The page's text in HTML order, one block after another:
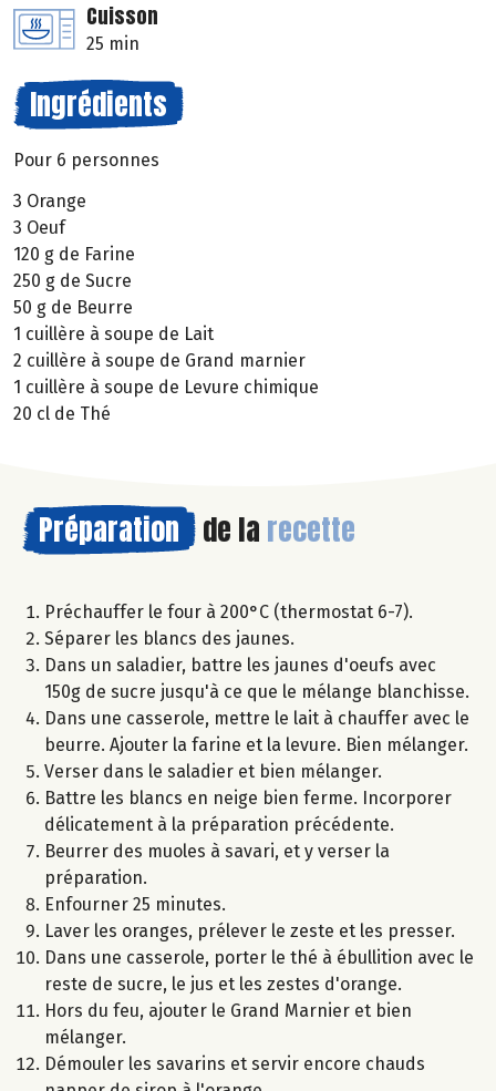
Cuisson
25 min
Ingrédients
Pour 6 personnes
3 Orange
3 Oeuf
120 g de Farine
250 g de Sucre
50 g de Beurre
1 cuillère à soupe de Lait
2 cuillère à soupe de Grand marnier
1 cuillère à soupe de Levure chimique
20 cl de Thé
Préparation de la recette
Préchauffer le four à 200°C (thermostat 6-7).
Séparer les blancs des jaunes.
Dans un saladier, battre les jaunes d'oeufs avec
150g de sucre jusqu'à ce que le mélange blanchisse.
Dans une casserole, mettre le lait à chauffer avec le
beurre. Ajouter la farine et la levure. Bien mélanger.
Verser dans le saladier et bien mélanger.
Battre les blancs en neige bien ferme. Incorporer
délicatement à la préparation précédente.
Beurrer des muoles à savari, et y verser la
préparation.
Enfourner 25 minutes.
Laver les oranges, prélever le zeste et les presser.
Dans une casserole, porter le thé à ébullition avec le
reste de sucre, le jus et les zestes d'orange.
Hors du feu, ajouter le Grand Marnier et bien
mélanger.
Démouler les savarins et servir encore chauds